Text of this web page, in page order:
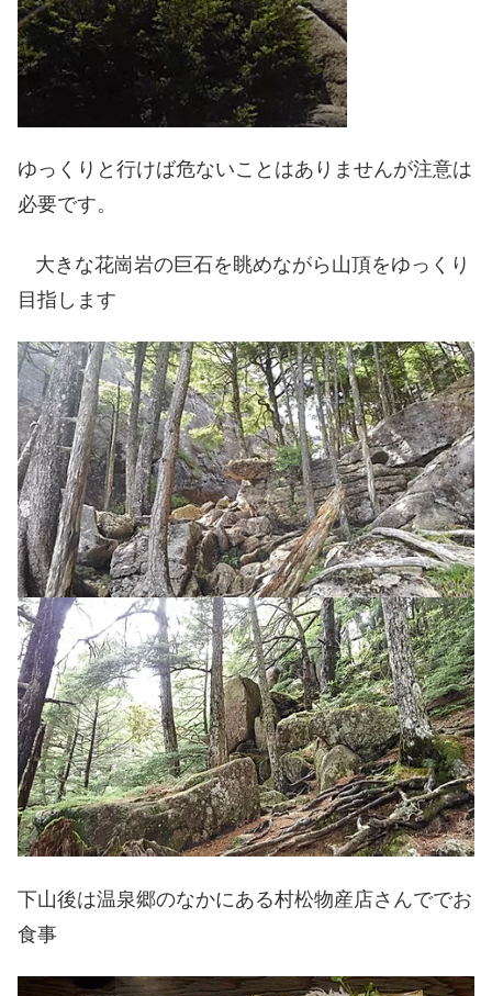
ゆっくりと行けば危ないことはありませんが注意は
必要です。
大きな花崗岩の巨石を眺めながら山頂をゆっくり
目指します
下山後は温泉郷のなかにある村松物産店さんででお
食事